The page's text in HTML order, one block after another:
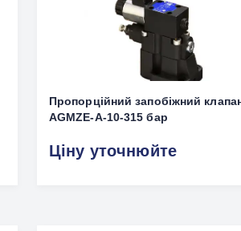
Пропорційний запобіжний
AGMZE-A-10-315 бар
Ціну уточнюйте